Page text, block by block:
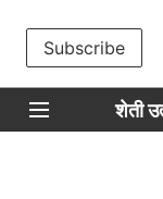
Subscribe
शेती